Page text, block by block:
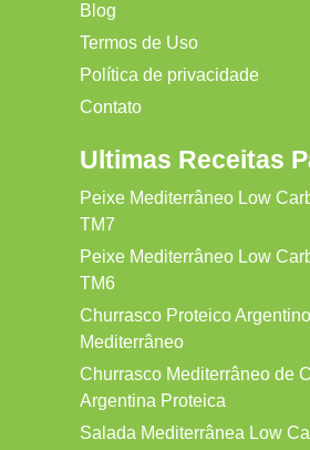
Blog
Termos de Uso
Política de privacidade
Contato
Ultimas Receitas
Peixe Mediterrâneo Low
TM7
Peixe Mediterrâneo Low
TM6
Churrasco Proteico
Mediterrâneo
Churrasco Mediterrâneo de
Argentina Proteica
Salada Mediterrânea Low